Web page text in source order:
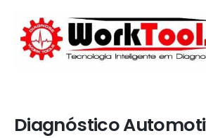
Diagnóstico